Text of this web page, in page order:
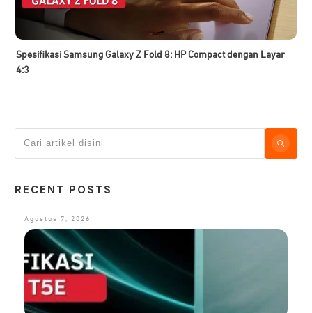
Spesifikasi Samsung Galaxy Z Fold 8: HP Compact dengan Layar
4:3
RECENT POSTS
Agustus 7, 2026